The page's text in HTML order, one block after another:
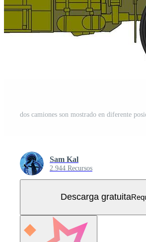
dos camiones son mostrado en diferente
Sam Kal
2.944 Recursos
Descarga gratuita